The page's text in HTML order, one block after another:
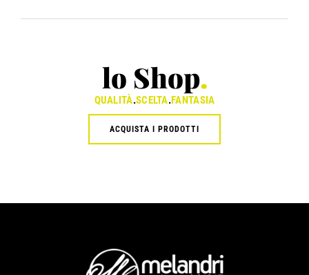
lo Shop.
QUALITÀ.SCELTA.FANTASIA
ACQUISTA I PRODOTTI